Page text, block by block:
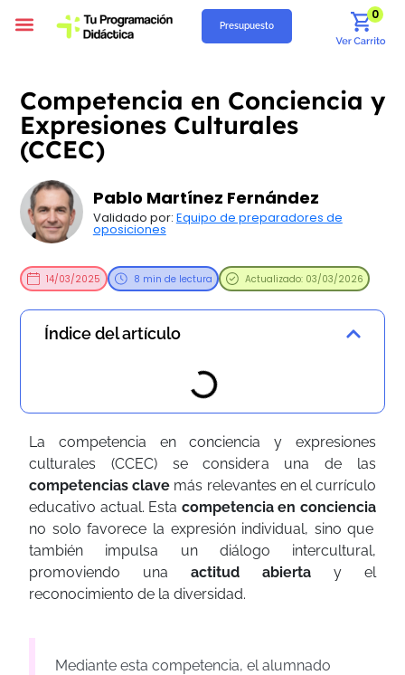
Presupuesto
0
Competencia en Conciencia y
Expresiones Culturales
(CCEC)
Pablo Martínez Fernández
Validado por: Equipo de preparadores de
oposiciones
14/03/2025 8 min de lectura Actualizado: 03/03/2026
Índice del artículo
La competencia en conciencia y expresiones
culturales (CCEC) se considera una de las
competencias clave más relevantes en el currículo
educativo actual. Esta competencia en conciencia
no solo favorece la expresión individual, sino que
también impulsa un diálogo intercultural,
promoviendo una actitud abierta y el
reconocimiento de la diversidad.
Mediante esta competencia, el alumnado